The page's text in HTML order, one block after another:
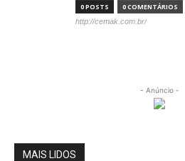
0 POSTS 0 COMENTÁRIOS
http://cemak.com.br/
- Anúncio -
MAIS LIDOS